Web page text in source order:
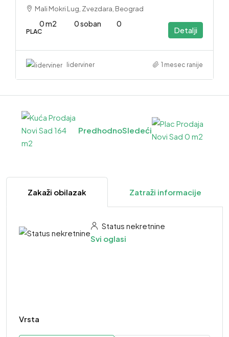
Mali Mokri Lug, Zvezdara, Beograd
0 m2 0 soban 0
PLAC Detalji
liderviner 1 mesec ranije
PredhodnoSledeći
Zakaži obilazak Zatraži informacije
Status nekretnine
Svi oglasi
Vrsta